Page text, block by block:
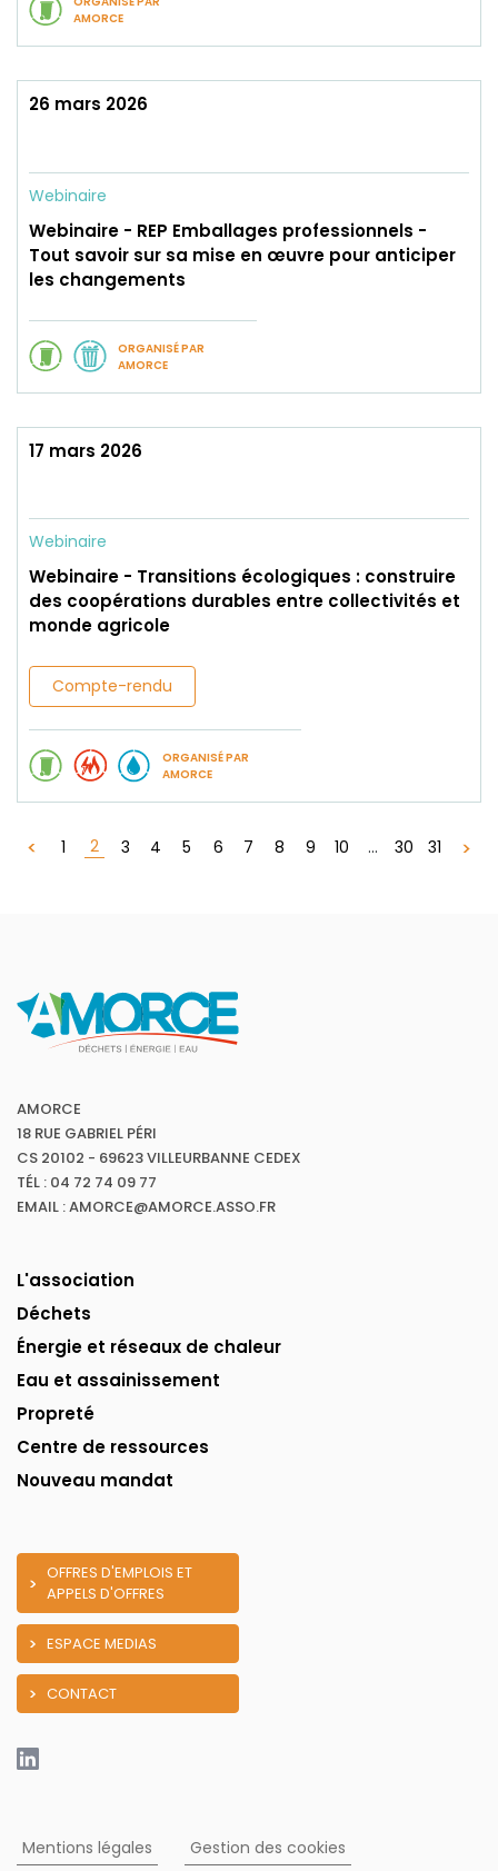
AMORCE
26 mars 2026
Webinaire
Webinaire - REP Emballages professionnels -
Tout savoir sur sa mise en œuvre pour anticiper
les changements
ORGANISÉ PAR
AMORCE
17 mars 2026
Webinaire
Webinaire - Transitions écologiques : construire
des coopérations durables entre collectivités et
monde agricole
Compte-rendu
ORGANISÉ PAR
AMORCE
1 2 3 4 5 6 7 8 9 10 ... 30 31
AMORCE
18 RUE GABRIEL PÉRI
CS 20102 - 69623 VILLEURBANNE CEDEX
TÉL : 04 72 74 09 77
EMAIL : AMORCE@AMORCE.ASSO.FR
L'association
Déchets
Énergie et réseaux de chaleur
Eau et assainissement
Propreté
Centre de ressources
Nouveau mandat
OFFRES D'EMPLOIS ET
APPELS D'OFFRES
ESPACE MEDIAS
CONTACT
Mentions légales Gestion des cookies